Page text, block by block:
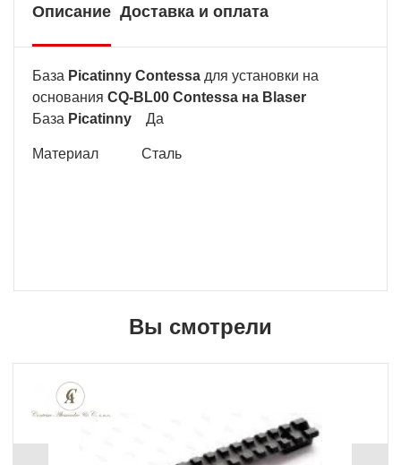
Описание Доставка и оплата
База Picatinny Contessa для установки на
основания CQ-BL00 Contessa на Blaser
База Picatinny Да
Материал Сталь
Вы смотрели